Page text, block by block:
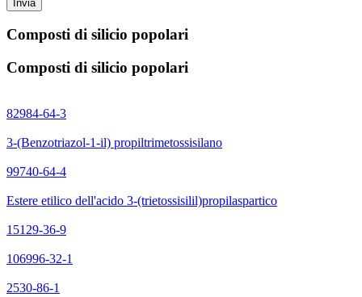
Invia
Composti di silicio popolari
Composti di silicio popolari
82984-64-3
3-(Benzotriazol-1-il) propiltrimetossisilano
99740-64-4
Estere etilico dell'acido 3-(trietossisilil)propilaspartico
15129-36-9
106996-32-1
2530-86-1